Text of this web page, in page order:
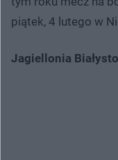
piątek, 4 lutego w
Jagiellonia